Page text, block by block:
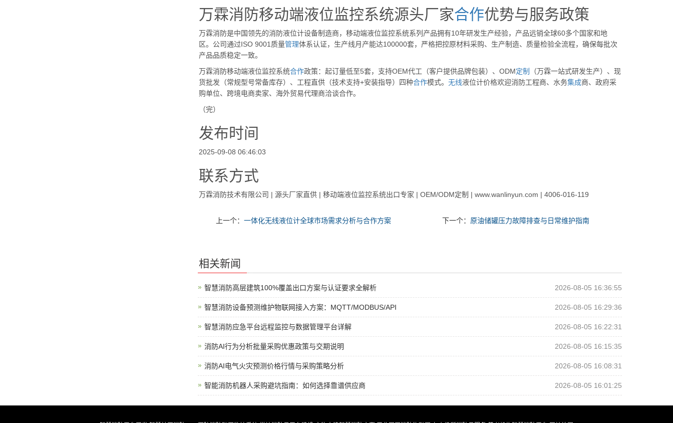
万霖消防移动端液位监控系统源头厂家合作优势与服务政策
万霖消防是中国领先的消防液位计设备制造商，移动端液位监控系统系列产品拥有10年研发生产经验，产品远销全球60多个国家和地
区。公司通过ISO 9001质量管理体系认证，生产线月产能达100000套，严格把控原材料采购、生产制造、质量检验全流程，确保每批次
产品品质稳定一致。
万霖消防移动端液位监控系统合作政策：起订量低至5套，支持OEM代工（客户提供品牌包装）、ODM定制
（万霖一站式研发生产）、现
货批发（常规型号常备库存）、工程直供（技术支持+安装指导）四种合作模式。 无线液位计价格欢迎消防工程商、水务集成商、政府采
购单位、跨境电商卖家、海外贸易代理商洽谈合作。
（完）
发布时间
2025-09-08 06:46:03
联系方式
万霖消防技术有限公司 | 源头厂家直供 | 移动端液位监控系统出口专家 | OEM/ODM定制 | www.wanlinyun.com | 4006-016-119
上一个：一体化无线液位计全球市场需求分析与合作方案 下一个： 原油储罐压力故障排查与日常维护指南
相关新闻
智慧消防高层建筑100%覆盖出口方案与认证要求全解析 2026-08-05 16:36:55
智慧消防设备预测维护物联网接入方案：MQTT/MODBUS/API 2026-08-05 16:29:36
智慧消防应急平台远程监控与数据管理平台详解 2026-08-05 16:22:31
消防AI行为分析批量采购优惠政策与交期说明 2026-08-05 16:15:35
消防AI电气火灾预测价格行情与采购策略分析 2026-08-05 16:08:31
智能消防机器人采购避坑指南：如何选择靠谱供应商 2026-08-05 16:01:25